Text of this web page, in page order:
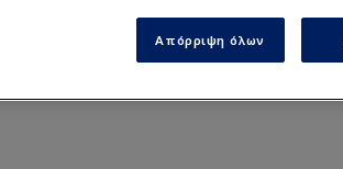
Απόρριψη όλων